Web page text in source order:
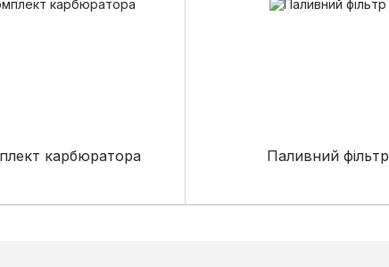
карбюратора Паливний фільтр